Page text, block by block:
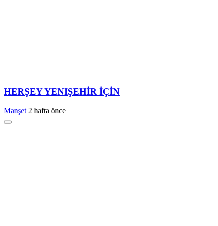
HERŞEY YENIŞEHİR İÇİN
Manşet 2 hafta önce